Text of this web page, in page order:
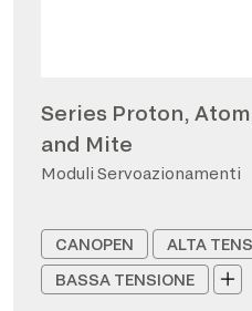
Series Proton,
and Mite
Moduli Servoazionamenti
CANOPEN
ALTA
BASSA TENSIONE